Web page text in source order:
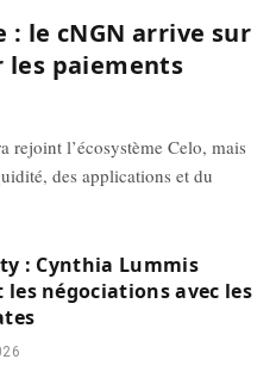
le cNGN arrive sur
les paiements
rejoint l’écosystème Celo, mais
des applications et du
: Cynthia Lummis
négociations avec les